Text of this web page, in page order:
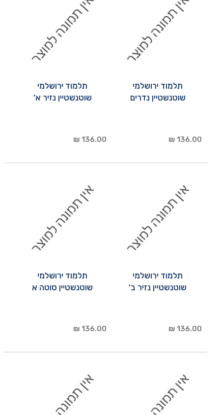
תלמוד ירושלמי
שוטנשטיין נדרים
136.00 ₪
תלמוד ירושלמי
שוטנשטיין נזיר א'
136.00 ₪
תלמוד ירושלמי
שוטנשטיין נזיר ב'
136.00 ₪
תלמוד ירושלמי
שוטנשטיין סוטה א
136.00 ₪